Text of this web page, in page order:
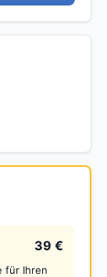
39 €
für Ihren